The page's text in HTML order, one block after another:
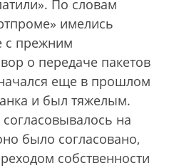
По словам
имелись
с прежним
о передаче пакетов
еще в прошлом
и был тяжелым.
на
было согласовано,
собственности